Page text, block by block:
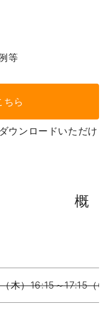
等
ちら
ウンロードいただけ
木）16:15～17:15（